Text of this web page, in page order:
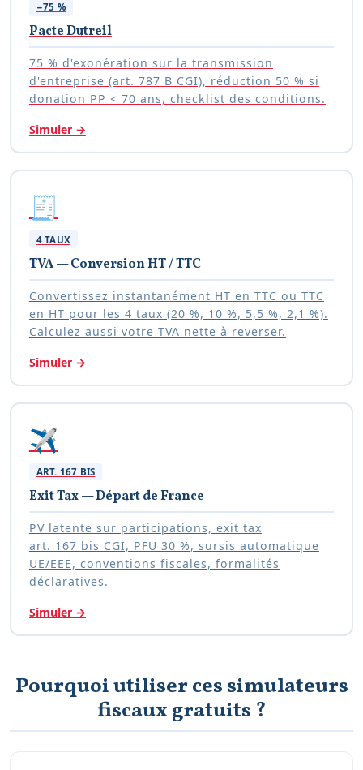
−75 %
Pacte Dutreil
75 % d'exonération sur la transmission
d'entreprise (art. 787 B CGI), réduction 50 % si
donation PP < 70 ans, checklist des conditions.
Simuler →
🧾
4 TAUX
TVA — Conversion HT / TTC
Convertissez instantanément HT en TTC ou TTC
en HT pour les 4 taux (20 %, 10 %, 5,5 %, 2,1 %).
Calculez aussi votre TVA nette à reverser.
Simuler →
✈️
ART. 167 BIS
Exit Tax — Départ de France
PV latente sur participations, exit tax
art. 167 bis CGI, PFU 30 %, sursis automatique
UE/EEE, conventions fiscales, formalités
déclaratives.
Simuler →
Pourquoi utiliser ces simulateurs
fiscaux gratuits ?